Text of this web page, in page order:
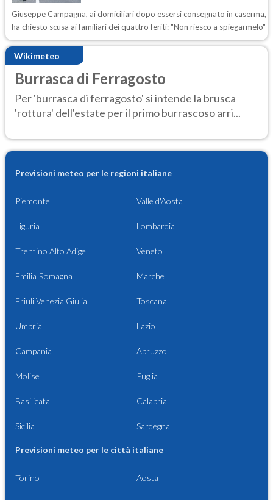
Giuseppe Campagna, ai domiciliari dopo essersi consegnato in caserma,
ha chiesto scusa ai familiari dei quattro feriti: "Non riesco a spiegarmelo"
Wikimeteo
Burrasca di Ferragosto
Per 'burrasca di ferragosto' si intende la brusca
'rottura' dell'estate per il primo burrascoso arri...
Previsioni meteo per le regioni italiane
Piemonte Valle d'Aosta
Liguria Lombardia
Trentino Alto Adige Veneto
Emilia Romagna Marche
Friuli Venezia Giulia Toscana
Umbria Lazio
Campania Abruzzo
Molise Puglia
Basilicata Calabria
Sicilia Sardegna
Previsioni meteo per le città italiane
Torino Aosta